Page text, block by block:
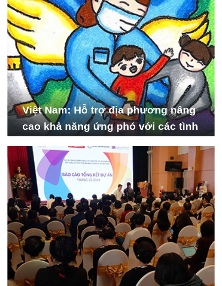
Việt Nam: Hỗ trợ địa phương nâng
cao khả năng ứng phó với các tình